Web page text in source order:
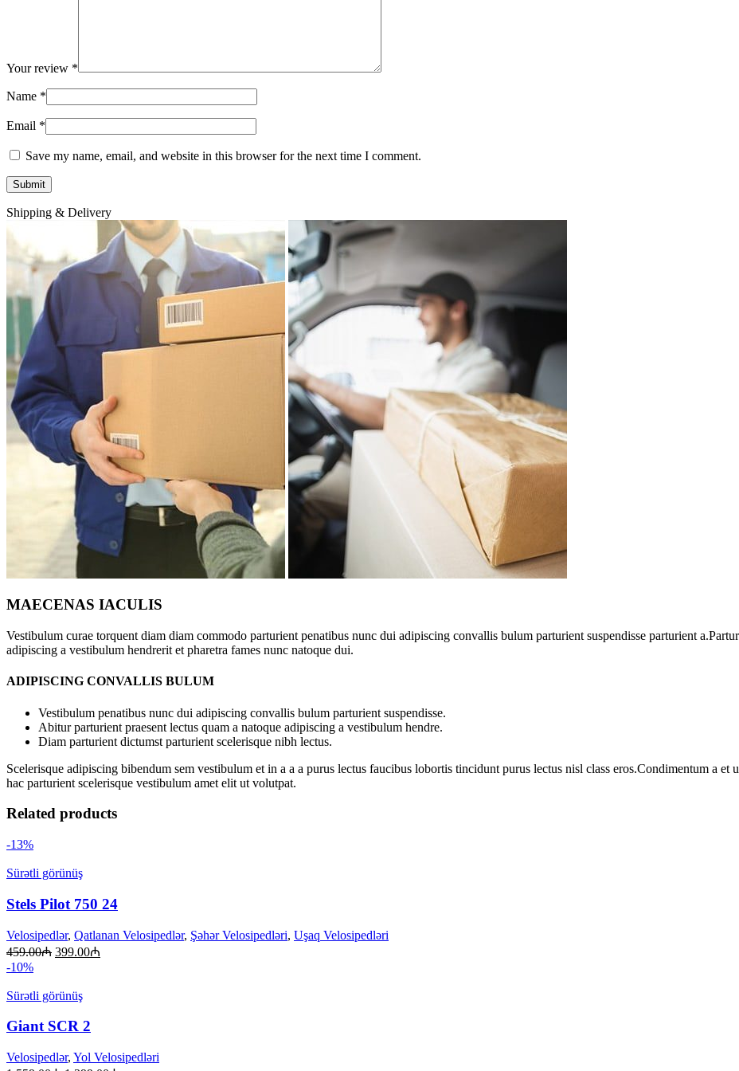
Your review *
Name *
Email *
Save my name, email, and website in this browser for the next time I comment.
Shipping & Delivery
MAECENAS IACULIS
Vestibulum curae torquent diam diam commodo parturient penatibus nunc dui adipiscing convallis bulum parturient suspendisse parturient
adipiscing a vestibulum hendrerit et pharetra fames nunc natoque dui.
ADIPISCING CONVALLIS BULUM
Vestibulum penatibus nunc dui adipiscing convallis bulum parturient suspendisse.
Abitur parturient praesent lectus quam a natoque adipiscing a vestibulum hendre.
Diam parturient dictumst parturient scelerisque nibh lectus.
Scelerisque adipiscing bibendum sem vestibulum et in a a a purus lectus faucibus lobortis tincidunt purus lectus nisl class eros.Condimentum a
hac parturient scelerisque vestibulum amet elit ut volutpat.
Related products
-13%
Sürətli görünüş
Stels Pilot 750 24
Velosipedlər, Qatlanan Velosipedlər, Şəhər Velosipedləri, Uşaq Velosipedləri
459.00₼ 399.00₼
-10%
Sürətli görünüş
Giant SCR 2
Velosipedlər, Yol Velosipedləri